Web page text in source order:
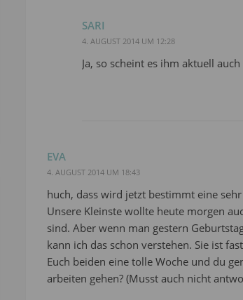
SARI
4. AUGUST 2014 UM 12:28
Ja, so scheint es ihm aktuell
EVA
4. AUGUST 2014 UM 18:43
huch, dass wird jetzt bestimmt eine
Unsere Kleinste wollte heute morgen
sind. Aber wenn man gestern
kann ich das schon verstehen. Sie ist
Euch beiden eine tolle Woche und du
arbeiten gehen? (Musst auch nicht